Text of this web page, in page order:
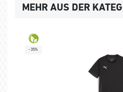
MEHR AUS DER
-35%